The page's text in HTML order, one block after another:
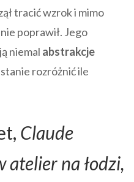
tracić wzrok i mimo
poprawił. Jego
niemal abstrakcje
rozróżnić ile
Claude
atelier na łodzi,